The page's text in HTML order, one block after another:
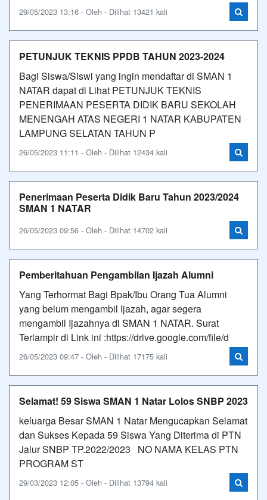
29/05/2023 13:16 - Oleh - Dilihat 13421 kali
PETUNJUK TEKNIS PPDB TAHUN 2023-2024
Bagi Siswa/Siswi yang ingin mendaftar di SMAN 1
NATAR dapat di Lihat PETUNJUK TEKNIS
PENERIMAAN PESERTA DIDIK BARU SEKOLAH
MENENGAH ATAS NEGERI 1 NATAR KABUPATEN
LAMPUNG SELATAN TAHUN P
26/05/2023 11:11 - Oleh - Dilihat 12434 kali
Penerimaan Peserta Didik Baru Tahun 2023/2024
SMAN 1 NATAR
26/05/2023 09:56 - Oleh - Dilihat 14702 kali
Pemberitahuan Pengambilan Ijazah Alumni
Yang Terhormat Bagi Bpak/Ibu Orang Tua Alumni
yang belum mengambil Ijazah, agar segera
mengambil Ijazahnya di SMAN 1 NATAR. Surat
Terlampir di Link ini :https://drive.google.com/file/d
26/05/2023 09:47 - Oleh - Dilihat 17175 kali
Selamat! 59 Siswa SMAN 1 Natar Lolos SNBP 2023
keluarga Besar SMAN 1 Natar Mengucapkan Selamat
dan Sukses Kepada 59 Siswa Yang Diterima di PTN
Jalur SNBP TP.2022/2023 NO NAMA KELAS PTN
PROGRAM ST
29/03/2023 12:05 - Oleh - Dilihat 13794 kali